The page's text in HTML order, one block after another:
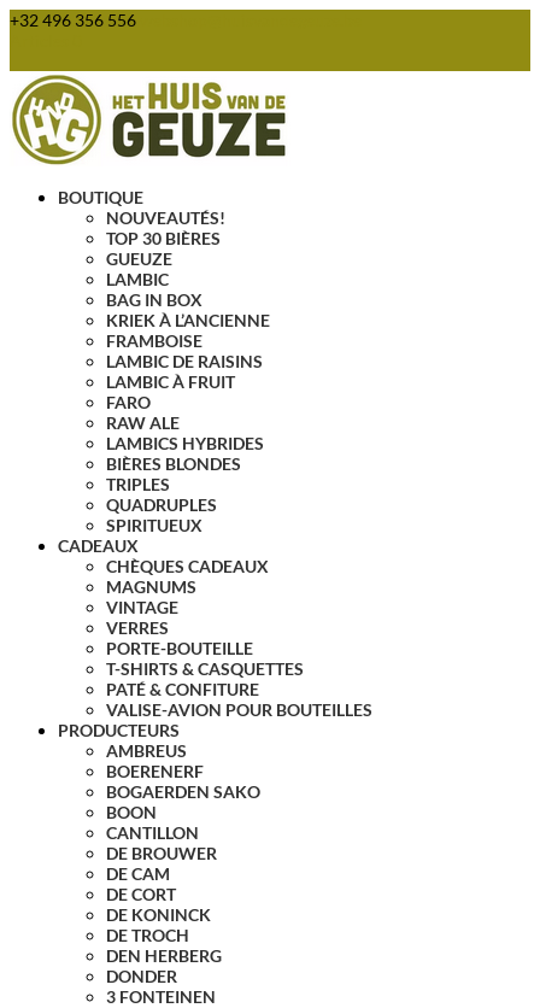
+32 496 356 556
BOUTIQUE
NOUVEAUTÉS!
TOP 30 BIÈRES
GUEUZE
LAMBIC
BAG IN BOX
KRIEK À L’ANCIENNE
FRAMBOISE
LAMBIC DE RAISINS
LAMBIC À FRUIT
FARO
RAW ALE
LAMBICS HYBRIDES
BIÈRES BLONDES
TRIPLES
QUADRUPLES
SPIRITUEUX
CADEAUX
CHÈQUES CADEAUX
MAGNUMS
VINTAGE
VERRES
PORTE-BOUTEILLE
T-SHIRTS & CASQUETTES
PATÉ & CONFITURE
VALISE-AVION POUR BOUTEILLES
PRODUCTEURS
AMBREUS
BOERENERF
BOGAERDEN SAKO
BOON
CANTILLON
DE BROUWER
DE CAM
DE CORT
DE KONINCK
DE TROCH
DEN HERBERG
DONDER
3 FONTEINEN